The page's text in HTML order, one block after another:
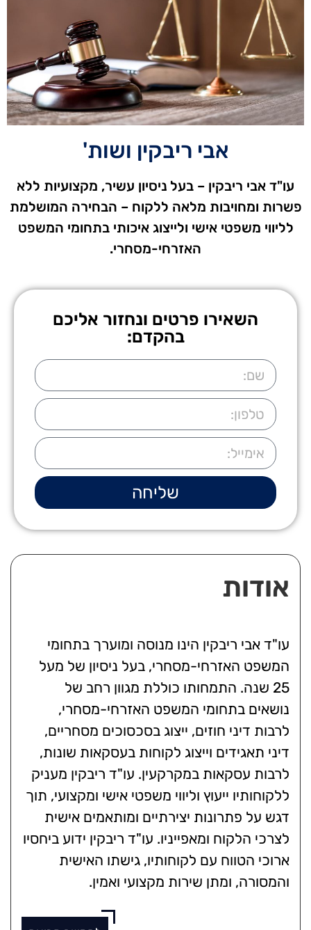
אבי ריבקין ושות'
עו"ד אבי ריבקין – בעל ניסיון עשיר, מקצועיות ללא
פשרות ומחויבות מלאה ללקוח – הבחירה המושלמת
לליווי משפטי אישי ולייצוג איכותי בתחומי המשפט
האזרחי-מסחרי.
השאירו פרטים ונחזור אליכם
בהקדם:
שליחה
אודות
עו"ד אבי ריבקין הינו מנוסה ומוערך בתחומי
המשפט האזרחי-מסחרי, בעל ניסיון של מעל
25 שנה. התמחותו כוללת מגוון רחב של
נושאים בתחומי המשפט האזרחי-מסחרי,
לרבות דיני חוזים, ייצוג בסכסוכים מסחריים,
דיני תאגידים וייצוג לקוחות בעסקאות שונות,
לרבות עסקאות במקרקעין. עו"ד ריבקין מעניק
ללקוחותיו ייעוץ וליווי משפטי אישי ומקצועי, תוך
דגש על פתרונות יצירתיים ומותאמים אישית
לצרכי הלקוח ומאפייניו. עו"ד ריבקין ידוע ביחסיו
ארוכי הטווח עם לקוחותיו, גישתו האישית
והמסורה, ומתן שירות מקצועי ואמין.